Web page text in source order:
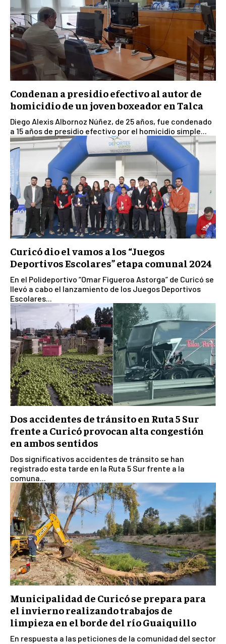
Condenan a presidio efectivo al autor de
homicidio de un joven boxeador en Talca
Diego Alexis Albornoz Núñez, de 25 años, fue condenado
a 15 años de presidio efectivo por el homicidio simple...
Curicó dio el vamos a los “Juegos
Deportivos Escolares” etapa comunal 2024
En el Polideportivo “Omar Figueroa Astorga” de Curicó se
llevó a cabo el lanzamiento de los Juegos Deportivos
Escolares...
Dos accidentes de tránsito en Ruta 5 Sur
frente a Curicó provocan alta congestión
en ambos sentidos
Dos significativos accidentes de tránsito se han
registrado esta tarde en la Ruta 5 Sur frente a la
comuna...
Municipalidad de Curicó se prepara para
el invierno realizando trabajos de
limpieza en el borde del río Guaiquillo
En respuesta a las peticiones de la comunidad del sector